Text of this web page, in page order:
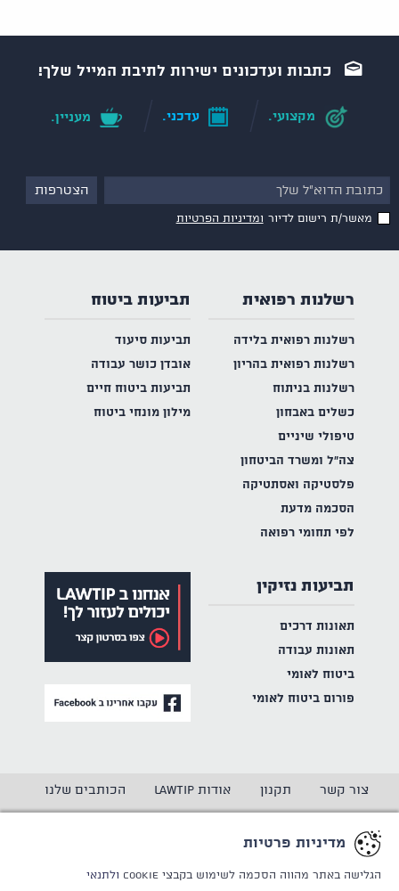
כתבות ועדכונים ישירות לתיבת המייל שלך!
מקצועי. עדכני. מעניין.
מאשר/ת רישום לדיור ומדיניות הפרטיות
רשלנות רפואית
רשלנות רפואית בלידה
רשלנות רפואית בהריון
רשלנות בניתוח
כשלים באבחון
טיפולי שיניים
צה"ל ומשרד הביטחון
פלסטיקה ואסתטיקה
הסכמה מדעת
לפי תחומי רפואה
תביעות ביטוח
תביעות סיעוד
אובדן כושר עבודה
תביעות ביטוח חיים
מילון מונחי ביטוח
תביעות נזיקין
תאונות דרכים
תאונות עבודה
ביטוח לאומי
פורום ביטוח לאומי
צור קשר תקנון אודות LAWTIP הכותבים שלנו
מדיניות פרטיות
הגלישה באתר מהווה הסכמה לשימוש בקבצי Cookie
ולתנאי